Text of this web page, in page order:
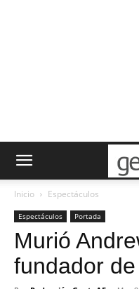
Inicio Espectáculos
Espectáculos Portada
Murió
fundador